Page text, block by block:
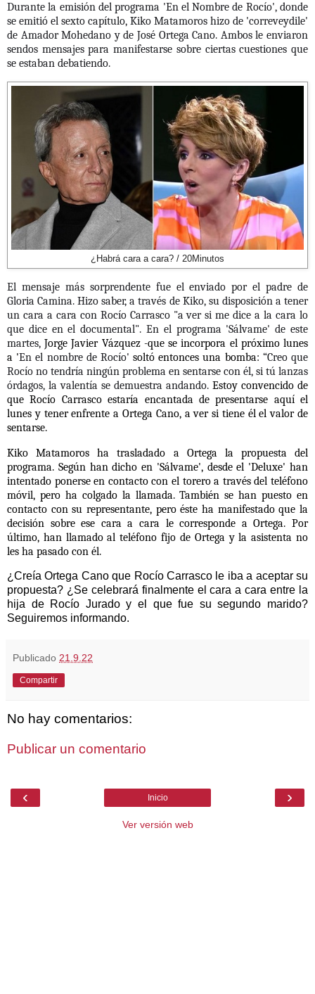
Durante la emisión del programa 'En el Nombre de Rocío', donde
se emitió el sexto capítulo, Kiko Matamoros hizo de 'correveydile'
de Amador Mohedano y de José Ortega Cano. Ambos le enviaron
sendos mensajes para manifestarse sobre ciertas cuestiones que
se estaban debatiendo.
¿Habrá cara a cara? / 20Minutos
El mensaje más sorprendente fue el enviado por el padre de
Gloria Camina. Hizo saber, a través de Kiko, su disposición a tener
un cara a cara con Rocío Carrasco "a ver si me dice a la cara lo
que dice en el documental". En el programa 'Sálvame' de este
martes,Jorge Javier Vázquez -que seincorpora el próximo lunes
a 'En el nombre de Rocío'soltó entonces una bomba: “Creo que
Rocío no tendría ningún problema en sentarse con él, si tú lanzas
órdagos, la valentía se demuestra andando. Estoy convencido de
que Rocío Carrasco estaría encantada de presentarse aquí el
lunes y tener enfrente a Ortega Cano, a ver si tiene él el valor de
sentarse.
Kiko Matamoros ha trasladado a Ortega la propuesta del
programa. Según han dicho en 'Sálvame', desde el 'Deluxe' han
intentado ponerse en contacto con el torero a través del teléfono
móvil, pero ha colgado la llamada. También se han puesto en
contacto con su representante, pero éste ha manifestado que la
decisión sobre ese cara a cara le corresponde a Ortega. Por
último, han llamado al teléfono fijo de Ortega y la asistenta no
les ha pasado con él.
¿Creía Ortega Cano que Rocío Carrasco le iba a aceptar su
propuesta? ¿Se celebrará finalmente el cara a cara entre la
hija de Rocío Jurado y el que fue su segundo marido?
Seguiremos informando.
Publicado 21.9.22
Compartir
No hay comentarios:
Publicar un comentario
‹ ›
Inicio
Ver versión web